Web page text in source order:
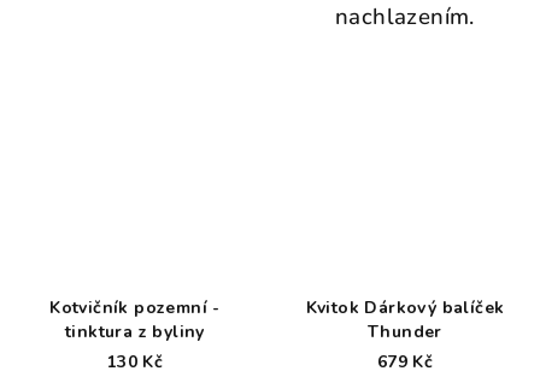
nachlazením.
Kotvičník pozemní -
tinktura z byliny
130 Kč
Kvitok Dárkový balíček
Thunder
679 Kč